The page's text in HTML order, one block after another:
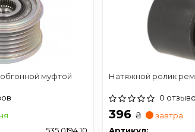
муфтой
535 0194 10
Натяжной ролик
0
396 ₴
завтра
Артикул: